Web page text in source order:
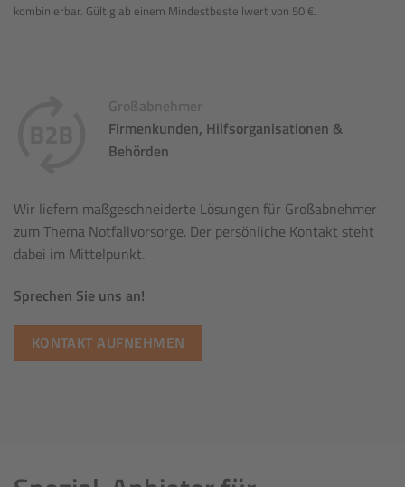
kombinierbar. Gültig ab einem Mindestbestellwert von 50 €.
Großabnehmer
Firmenkunden, Hilfsorganisationen &
Behörden
Wir liefern maßgeschneiderte Lösungen für Großabnehmer
zum Thema Notfallvorsorge. Der persönliche Kontakt steht
dabei im Mittelpunkt.
Sprechen Sie uns an!
KONTAKT AUFNEHMEN